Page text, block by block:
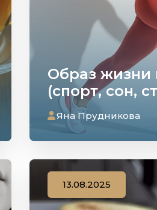
Образ жизни
(спорт, сон,
Яна Прудникова
13.08.2025